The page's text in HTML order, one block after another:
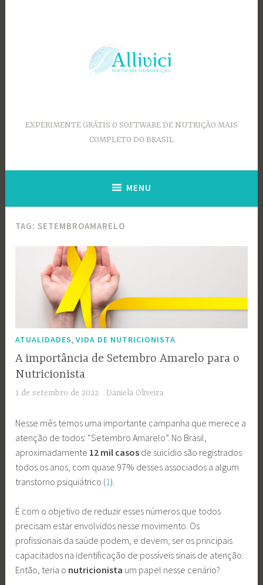
EXPERIMENTE GRÁTIS O SOFTWARE DE NUTRIÇÃO MAIS
COMPLETO DO BRASIL
MENU
TAG: SETEMBROAMARELO
ATUALIDADES,VIDA DE NUTRICIONISTA
A importância de Setembro Amarelo para o
Nutricionista
1 de setembro de 2022 Daniela Oliveira
Nesse mês temos uma importante campanha que merece a
atenção de todos: “Setembro Amarelo”. No Brasil,
aproximadamente 12 mil casos de suicídio são registrados
todos os anos, com quase 97% desses associados a algum
transtorno psiquiátrico (1).
É com o objetivo de reduzir esses números que todos
precisam estar envolvidos nesse movimento. Os
profissionais da saúde podem, e devem, ser os principais
capacitados na identificação de possíveis sinais de atenção.
Então, teria o nutricionista um papel nesse cenário?